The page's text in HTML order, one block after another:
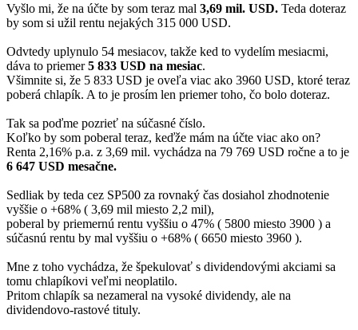
Vyšlo mi, že na účte by som teraz mal 3,69 mil. USD. Teda doteraz
by som si užil rentu nejakých 315 000 USD.
Odvtedy uplynulo 54 mesiacov, takže ked to vydelím mesiacmi,
dáva to priemer5 833 USD na mesiac.
Všimnite si, že 5 833 USD je oveľa viac ako 3960 USD, ktoré teraz
poberá chlapík. A to je prosím len priemer toho, čo bolo doteraz.
Tak sa poďme pozrieť na súčasné číslo.
Koľko by som poberal teraz, keďže mám na účte viac ako on?
Renta 2,16% p.a. z 3,69 mil. vychádza na 79 769 USD ročne a to je
6 647 USD mesačne.
Sedliak by teda cez SP500 za rovnaký čas dosiahol zhodnotenie
vyššie o +68% ( 3,69 mil miesto 2,2 mil),
poberal by priemernú rentu vyššiu o 47% ( 5800 miesto 3900 ) a
súčasnú rentu by mal vyššiu o +68% ( 6650 miesto 3960 ).
Mne z toho vychádza, že špekulovať s dividendovými akciami sa
tomu chlapíkovi veľmi neoplatilo.
Pritom chlapík sa nezameral na vysoké dividendy, ale na
dividendovo-rastové tituly.